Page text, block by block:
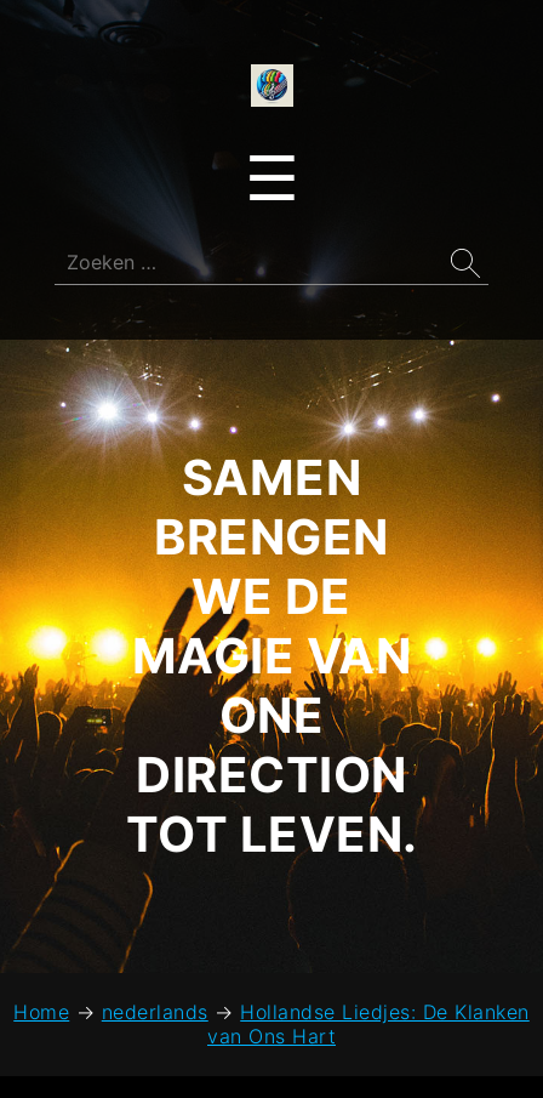
☰
Zoeken
naar:
SAMEN
BRENGEN
WE DE
MAGIE VAN
ONE
DIRECTION
TOT LEVEN.
Home → nederlands → Hollandse Liedjes: De Klanken
van Ons Hart